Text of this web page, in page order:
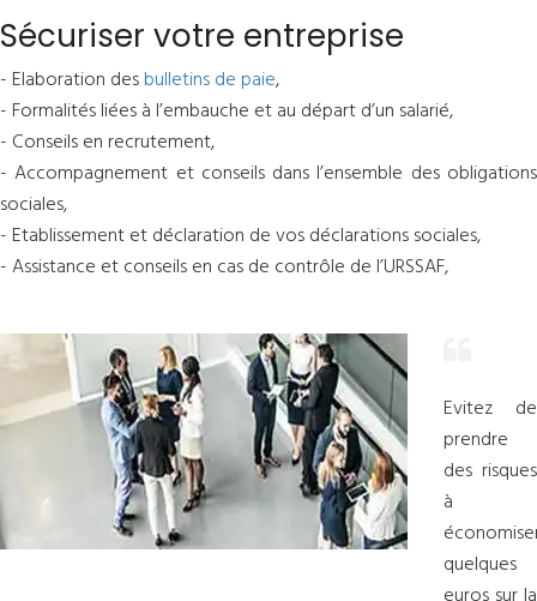
Sécuriser votre entreprise
- Elaboration desbulletins de paie,
- Formalités liées à l’embauche et au départ d’un salarié,
- Conseils en recrutement,
- Accompagnement et conseils dans l’ensemble des obligations
sociales,
- Etablissement et déclaration de vos déclarations sociales,
- Assistance et conseils en cas de contrôle de l’URSSAF,
Evitez de
prendre
des risques
à
quelques